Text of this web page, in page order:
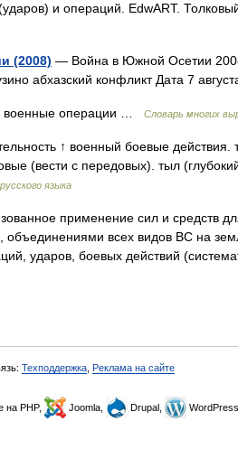
и операций. EdwART.
(2008) — Война в Южной Осетии
абхазский конфликт Дата 7
операции … Словарь многих
↑ военный боевые действия.
(вести с передовых). тыл
языка
применение сил и средств
объединениями всех видов ВС на
ударов, боевых действий
Техподдержка Реклама на сайте
на PHP, Joomla, Drupal,